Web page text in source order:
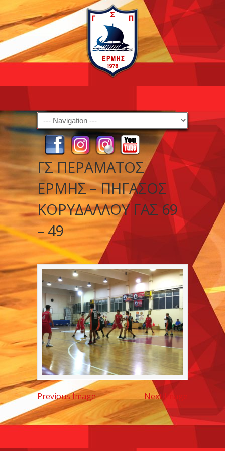
Navigation
ΓΣ ΠΕΡΑΜΑΤΟΣ
ΕΡΜΗΣ – ΠΗΓΑΣΟΣ
ΚΟΡΥΔΑΛΛΟΥ ΓΑΣ 69
– 49
Previous Image Next Image